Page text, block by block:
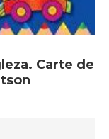
Carte de